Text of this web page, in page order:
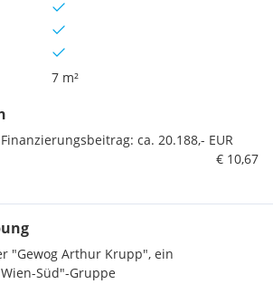
7 m²
Finanzierungsbeitrag: ca. 20.188,- EUR
€ 10,67
"Gewog Arthur Krupp", ein
Süd"-Gruppe